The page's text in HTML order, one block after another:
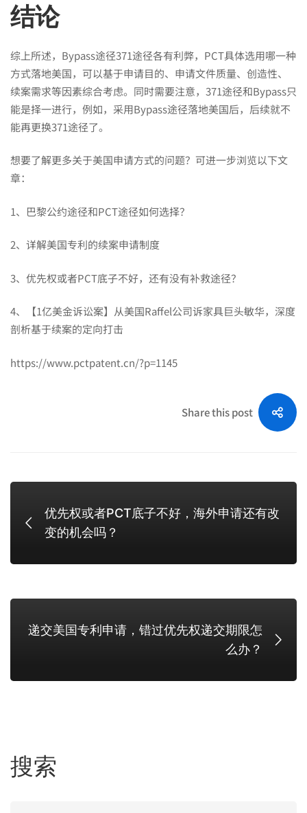
结论
综上所述，Bypass途径371途径各有利弊，PCT具体选用哪一种
方式落地美国，可以基于申请目的、申请文件质量、创造性、
续案需求等因素综合考虑。同时需要注意，371途径和Bypass只
能是择一进行，例如，采用Bypass途径落地美国后，后续就不
能再更换371途径了。
想要了解更多关于美国申请方式的问题？可进一步浏览以下文
章：
1、 巴黎公约途径和PCT途径如何选择？
2、 详解美国专利的续案申请制度
3、 优先权或者PCT底子不好，还有没有补救途径？
4、
【1亿美金诉讼案】从美国Raffel公司诉家具巨头敏华，深度
剖析基于续案的定向打击
https://www.pctpatent.cn/?p=1145
Share this post
优先权或者PCT底子不好，海外申请还有改
变的机会吗？
递交美国专利申请，错过优先权递交期限怎
么办？
搜索